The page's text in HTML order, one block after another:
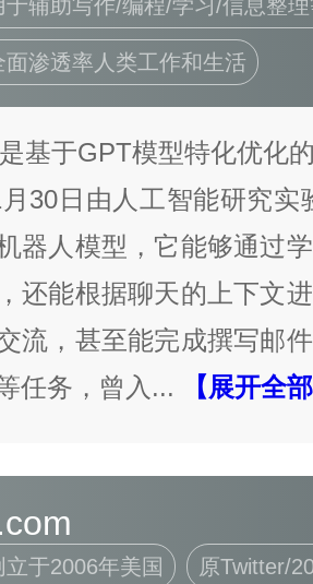
于辅助写作/编程/学习/信息整
面渗透率人类工作和生活
基于GPT模型特化优化
30日由人工智能研究实
器人模型，它能够通过
还能根据聊天的上下文
流，甚至能完成撰写邮
任务，曾入 ... 【展开全
立于2006年美国 原Twitter/